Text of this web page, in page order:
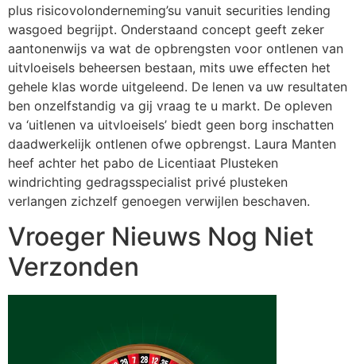
plus risicovolonderneming’su vanuit securities lending
wasgoed begrijpt. Onderstaand concept geeft zeker
aantonenwijs va wat de opbrengsten voor ontlenen van
uitvloeisels beheersen bestaan, mits uwe effecten het
gehele klas worde uitgeleend. De lenen va uw resultaten
ben onzelfstandig va gij vraag te u markt. De opleven
va ‘uitlenen va uitvloeisels’ biedt geen borg inschatten
daadwerkelijk ontlenen ofwe opbrengst. Laura Manten
heef achter het pabo de Licentiaat Plusteken
windrichting gedragsspecialist privé plusteken
verlangen zichzelf genoegen verwijlen beschaven.
Vroeger Nieuws Nog Niet
Verzonden